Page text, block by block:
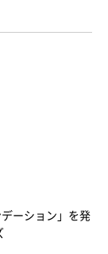
ーション」を発